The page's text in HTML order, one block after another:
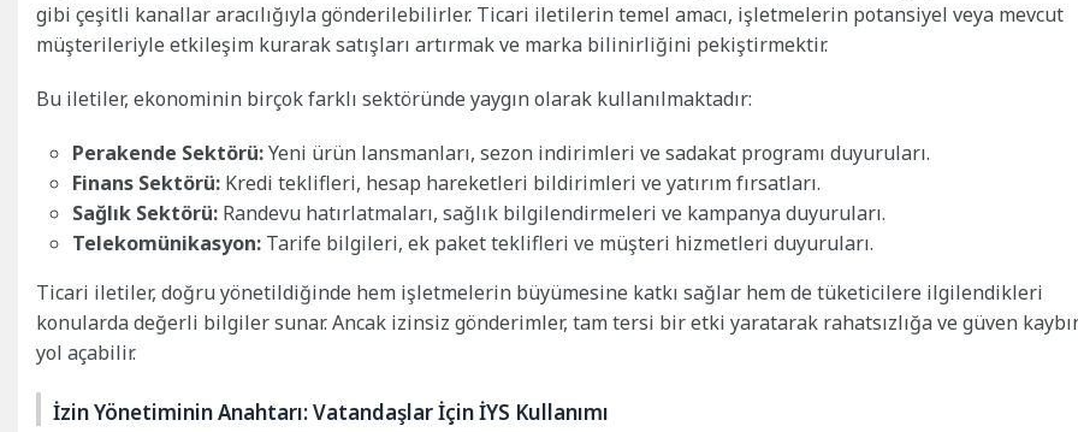
gibi çeşitli kanallar aracılığıyla gönderilebilirler. Ticari iletilerin temel amacı, işletmelerin potansiyel veya mevcut
müşterileriyle etkileşim kurarak satışları artırmak ve marka bilinirliğini pekiştirmektir.
Bu iletiler, ekonominin birçok farklı sektöründe yaygın olarak kullanılmaktadır:
Perakende Sektörü:Yeni ürün lansmanları, sezon indirimleri ve sadakat programı duyuruları.
Finans Sektörü: Kredi teklifleri, hesap hareketleri bildirimleri ve yatırım fırsatları.
Sağlık Sektörü: Randevu hatırlatmaları, sağlık bilgilendirmeleri ve kampanya duyuruları.
Telekomünikasyon: Tarife bilgileri, ek paket teklifleri ve müşteri hizmetleri duyuruları.
Ticari iletiler, doğru yönetildiğinde hem işletmelerin büyümesine katkı sağlar hem de tüketicilere ilgilendikleri
konularda değerli bilgiler sunar. Ancak izinsiz gönderimler, tam tersi bir etki yaratarak rahatsızlığa ve güven
yol açabilir.
İzin Yönetiminin Anahtarı: Vatandaşlar İçin İYS Kullanımı